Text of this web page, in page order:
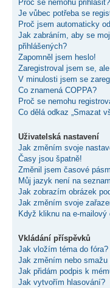
Proč se nemohu přihlásit?
Je vůbec potřeba se
Proč jsem automaticky
Jak zabráním, aby se
přihlášených?
Zapomněl jsem heslo!
Zaregistroval jsem se,
V minulosti jsem se
Co znamená COPPA?
Proč se nemohu
Co dělá odkaz „Smazat
Uživatelská nastavení
Jak změním svoje
Časy jsou špatně!
Změnil jsem časové
Můj jazyk není na
Jak zobrazím obrázek
Jak změním svoje
Když kliknu na e-
Vkládání příspěvků
Jak vložím téma do fóra?
Jak změním nebo smažu
Jak přidám podpis k
Jak vytvořím hlasování?